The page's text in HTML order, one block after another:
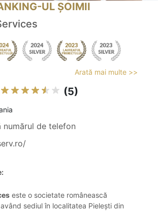
UL ȘOIMII
Arată mai multe >>
(5)
numărul de telefon
este o societate românească
sediul în localitatea Pielești din